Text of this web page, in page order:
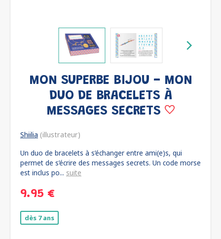
MON SUPERBE BIJOU - MON
DUO DE BRACELETS À
MESSAGES SECRETS
Shiilia (illustrateur)
Un duo de bracelets à s’échanger entre ami(e)s, qui
permet de s’écrire des messages secrets. Un code morse
est inclus po... suite
9.95 €
dès 7 ans